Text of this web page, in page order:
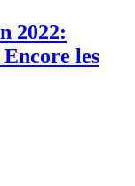
2022:
les